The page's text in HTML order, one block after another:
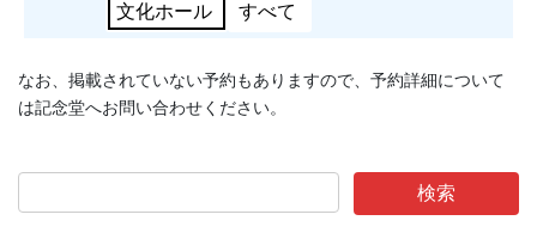
文化ホール すべて
なお、掲載されていない予約もありますので、予約詳細について
は記念堂へお問い合わせください。